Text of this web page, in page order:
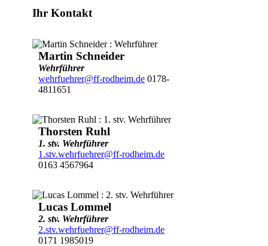
Ihr Kontakt
Martin Schneider
Wehrführer
wehrfuehrer@ff-rodheim.de0178-
4811651
Thorsten Ruhl
1. stv. Wehrführer
1.stv.wehrfuehrer@ff-rodheim.de
0163 4567964
Lucas Lommel
2. stv. Wehrführer
2.stv.wehrfuehrer@ff-rodheim.de
0171 1985019